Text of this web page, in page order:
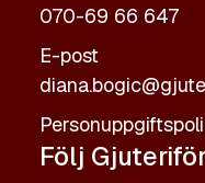
070-69 66 647
E-post
Följ